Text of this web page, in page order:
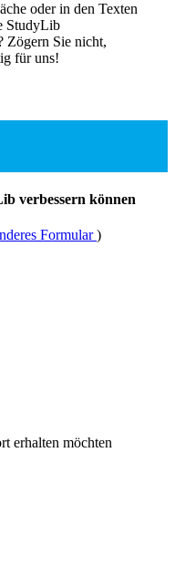
oder in den Texten
StudyLib
Zögern Sie nicht,
für uns!
verbessern können
Formular)
erhalten möchten